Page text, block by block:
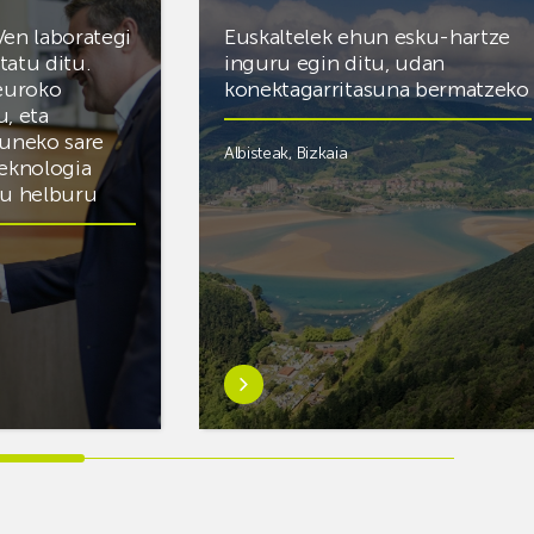
laborategi
ditu.
eta
sare
helburu
Euskaltelek ehun esku-hartze
inguru egin ditu, udan
konektagarritasuna bermatzeko
Albisteak, Bizkaia
Ezagutu
gehiago:Euskaltelek
ehun
esku-